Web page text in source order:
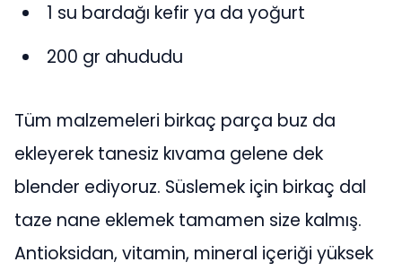
1 su bardağı kefir ya da yoğurt
200 gr ahududu
Tüm malzemeleri birkaç parça buz da
ekleyerek tanesiz kıvama gelene dek
blender ediyoruz. Süslemek için birkaç dal
taze nane eklemek tamamen size kalmış.
Antioksidan, vitamin, mineral içeriği yüksek